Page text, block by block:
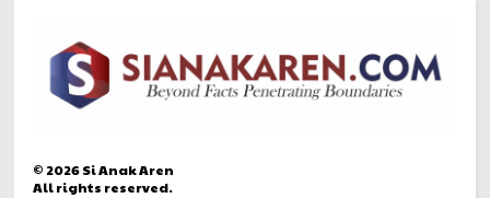
© 2026Si Anak Aren
All rights reserved.